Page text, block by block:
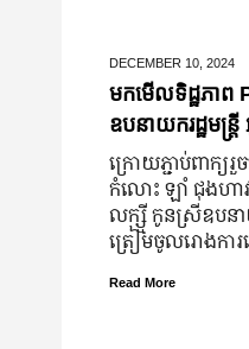
DECEMBER 10, 2024
មកមើលទិដ្ឋភាព
ឧបនាយករដ្ឋមន្រ្តី
ក្រោយ​ភ្ជាប់​ពាក្យ​រួ
កំលោះ ឡាំ ជុងហា
លក្ស្មី កូនស្រី​ឧបនា
ត្រៀម​ចូល​រោងកា
Read More